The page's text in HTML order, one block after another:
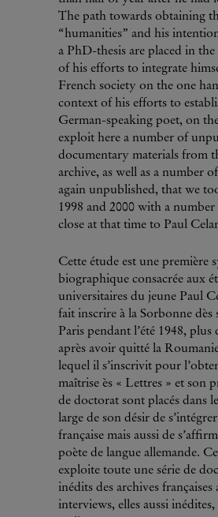
The path towards obtaining
“humanities” and his
a PhD-thesis are placed in
of his efforts to integrate
French society on the one
context of his efforts to
German-speaking poet, on
exploit here a number of
documentary materials from
archive, as well as a number
again unpublished, that we
1998 and 2000 with a
close at that time to Paul
Cette étude est une première
biographique consacrée aux
universitaires du jeune Paul
fait inscrire à la Sorbonne dès
Paris pendant l’été 1948, plus
après avoir quitté la
lequel il s’inscrivit pour
maîtrise ès « Lettres » et son
de doctorat sont placés dans
large de son désir de
française mais aussi de
poète de langue allemande.
exploite toute une série de
inédits des archives françaises
interviews, elles aussi inédites,